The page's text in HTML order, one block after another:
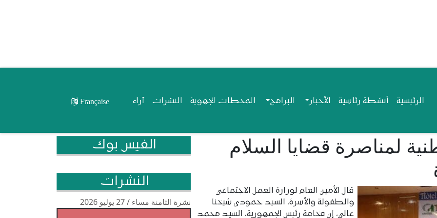
Navigationالرئيسية أنشطة رئاسية الأخبار البرامج المحطات الجهوية النشرات آراء Française
لمناصرة قضايا السلام
قال الأمين العام لوزارة العمل الاجتماعي
والطفولة والأسرة، السيد حمودي شيخنا
عالي، إن فخامة رئيس الجمهورية، السيد محمد
الفيس بوك
النشرات
نشرة الثامنة مساء / 27 يوليو 2026